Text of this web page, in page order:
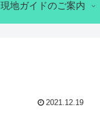
現地ガイドのご案内
2021.12.19